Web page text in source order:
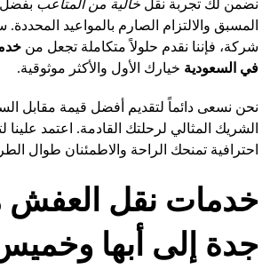
نضمن لك تجربة نقلخالية من المتاعب
المسبق والالتزام الصارم بالمواعيد
شركة، فإننا نقدم حلولاً متكاملة تجعل من
في السعودية خيارك الأول والأكثر موثوقية.
نحن نسعى دائماً لتقديم أفضل قيمة مقابل
الشريك المثالي لرحلتك القادمة. اعتمد علينا
احترافية تمنحك الراحة والاطمئنان طوال
خدمات نقل العفش
جدة إلى أبها